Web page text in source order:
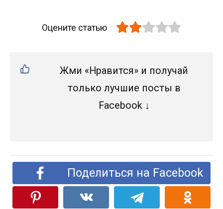
Оцените статью
Жми «Нравится» и получай
только лучшие посты в
Facebook ↓
Поделиться на Facebook